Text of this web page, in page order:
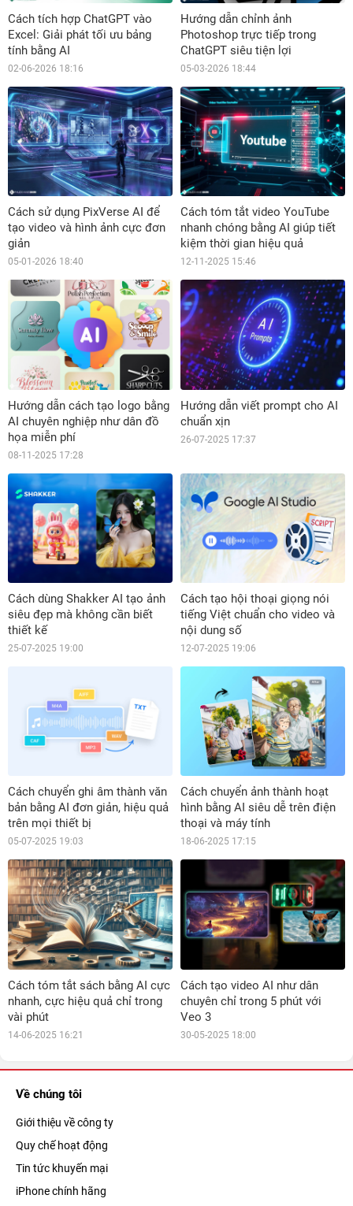
Cách tích hợp ChatGPT vào
Excel: Giải phát tối ưu bảng
tính bằng AI
02-06-2026 18:16
Hướng dẫn chỉnh ảnh
Photoshop trực tiếp trong
ChatGPT siêu tiện lợi
05-03-2026 18:44
Cách sử dụng PixVerse AI để
tạo video và hình ảnh cực đơn
giản
05-01-2026 18:40
Cách tóm tắt video YouTube
nhanh chóng bằng AI giúp tiết
kiệm thời gian hiệu quả
12-11-2025 15:46
Hướng dẫn cách tạo logo bằng
AI chuyên nghiệp như dân đồ
họa miễn phí
08-11-2025 17:28
Hướng dẫn viết prompt cho AI
chuẩn xịn
26-07-2025 17:37
Cách dùng Shakker AI tạo ảnh
siêu đẹp mà không cần biết
thiết kế
25-07-2025 19:00
Cách tạo hội thoại giọng nói
tiếng Việt chuẩn cho video và
nội dung số
12-07-2025 19:06
Cách chuyển ghi âm thành văn
bản bằng AI đơn giản, hiệu quả
trên mọi thiết bị
05-07-2025 19:03
Cách chuyển ảnh thành hoạt
hình bằng AI siêu dễ trên điện
thoại và máy tính
18-06-2025 17:15
Cách tóm tắt sách bằng AI cực
nhanh, cực hiệu quả chỉ trong
vài phút
14-06-2025 16:21
Cách tạo video AI như dân
chuyên chỉ trong 5 phút với
Veo 3
30-05-2025 18:00
Về chúng tôi
Giới thiệu về công ty
Quy chế hoạt động
Tin tức khuyến mại
iPhone chính hãng